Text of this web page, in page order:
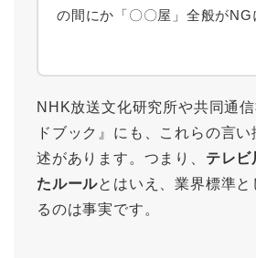
の間にか「〇〇屋」全般がNG
NHK放送文化研究所や共同通
ドブック』にも、これらの言
述があります。つまり、 テレビ
たルールとはいえ、業界標準
るのは事実です。